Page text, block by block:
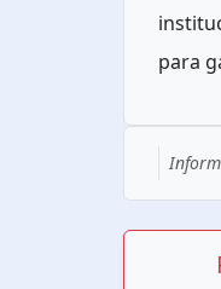
para